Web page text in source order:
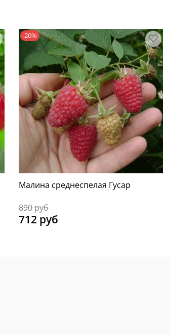
-20%
Малина среднеспелая Гусар
890 руб
712 руб